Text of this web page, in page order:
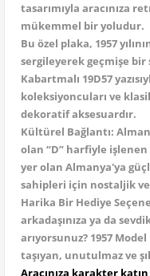
tasarımıyla aracınıza
mükemmel bir yoludur.
Bu özel plaka, 1957
sergileyerek geçmişe
Kabartmalı 19D57
koleksiyoncuları ve
dekoratif aksesuardır.
Kültürel Bağlantı:
olan “D” harfiyle
yer olan Almanya'ya
sahipleri için nostaljik
Harika Bir Hediye
arkadaşınıza ya da
arıyorsunuz? 1957
taşıyan, unutulmaz ve
Aracınıza karakter katın